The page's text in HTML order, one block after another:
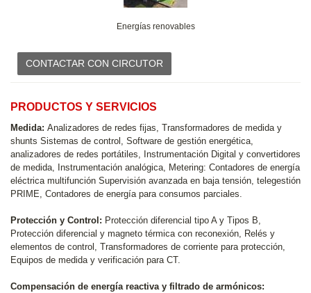
Energías renovables
CONTACTAR CON CIRCUTOR
PRODUCTOS Y SERVICIOS
Medida: Analizadores de redes fijas, Transformadores de medida y
shunts Sistemas de control, Software de gestión energética,
analizadores de redes portátiles, Instrumentación Digital y convertidores
de medida, Instrumentación analógica, Metering: Contadores de energía
eléctrica multifunción Supervisión avanzada en baja tensión, telegestión
PRIME, Contadores de energía para consumos parciales.
Protección y Control: Protección diferencial tipo A y Tipos B,
Protección diferencial y magneto térmica con reconexión, Relés y
elementos de control, Transformadores de corriente para protección,
Equipos de medida y verificación para CT.
Compensación de energía reactiva y filtrado de armónicos: